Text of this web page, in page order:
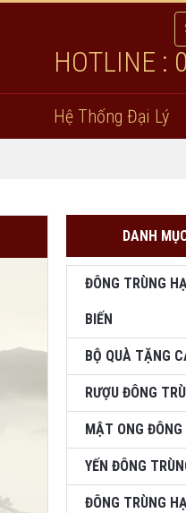
HOTLINE :
Hệ Thống Đại Lý
DANH
ĐÔNG TRÙNG
BIẾN
BỘ QUÀ TẶNG
RƯỢU ĐÔNG
MẬT ONG
YẾN ĐÔNG
ĐÔNG TRÙNG